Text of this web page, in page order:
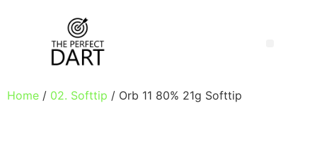
Home / 02. Softtip / Orb 11 80% 21g Softtip